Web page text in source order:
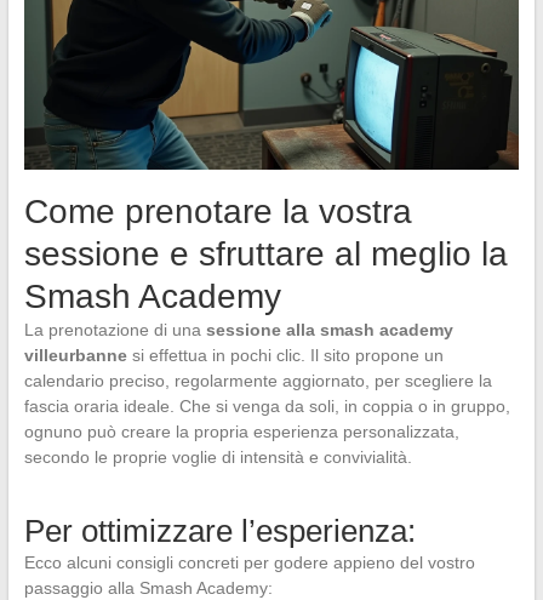
Come prenotare la vostra
sessione e sfruttare al meglio la
Smash Academy
La prenotazione di una sessione alla smash academy
villeurbannesi effettua in pochi clic. Il sito propone un
calendario preciso, regolarmente aggiornato, per scegliere la
fascia oraria ideale. Che si venga da soli, in coppia o in gruppo,
ognuno può creare la propria esperienza personalizzata,
secondo le proprie voglie di intensità e convivialità.
Per ottimizzare l’esperienza:
Ecco alcuni consigli concreti per godere appieno del vostro
passaggio alla Smash Academy: